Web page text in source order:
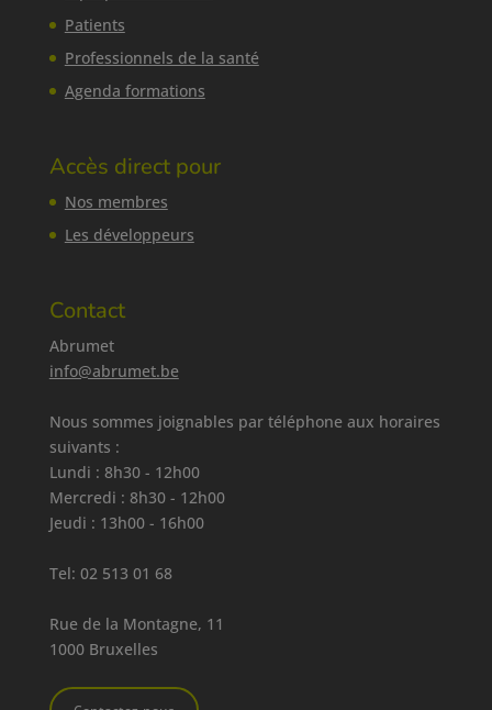
Patients
Professionnels de la santé
Agenda formations
Accès direct pour
Nos membres
Les développeurs
Contact
Abrumet
info@abrumet.be
Nous sommes joignables par téléphone aux horaires
suivants :
Lundi : 8h30 - 12h00
Mercredi : 8h30 - 12h00
Jeudi : 13h00 - 16h00
Tel: 02 513 01 68
Rue de la Montagne, 11
1000 Bruxelles